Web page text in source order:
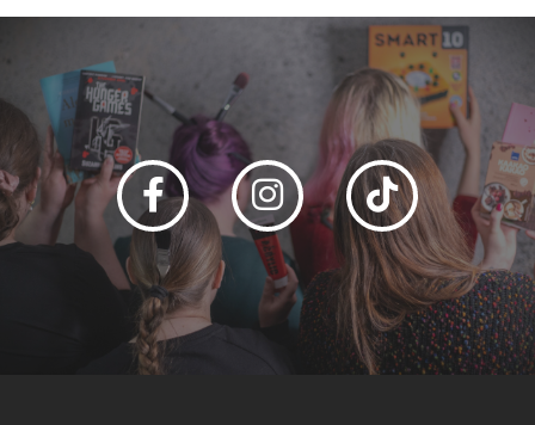
Facebook Instagram Tiktok